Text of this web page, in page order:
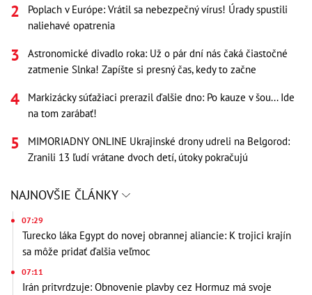
Poplach v Európe: Vrátil sa nebezpečný vírus! Úrady spustili
naliehavé opatrenia
Astronomické divadlo roka: Už o pár dní nás čaká čiastočné
zatmenie Slnka! Zapíšte si presný čas, kedy to začne
Markizácky súťažiaci prerazil ďalšie dno: Po kauze v šou... Ide
na tom zarábať!
MIMORIADNY ONLINE Ukrajinské drony udreli na Belgorod:
Zranili 13 ľudí vrátane dvoch detí, útoky pokračujú
NAJNOVŠIE ČLÁNKY
07:29
Turecko láka Egypt do novej obrannej aliancie: K trojici krajín
sa môže pridať ďalšia veľmoc
07:11
Irán pritvrdzuje: Obnovenie plavby cez Hormuz má svoje